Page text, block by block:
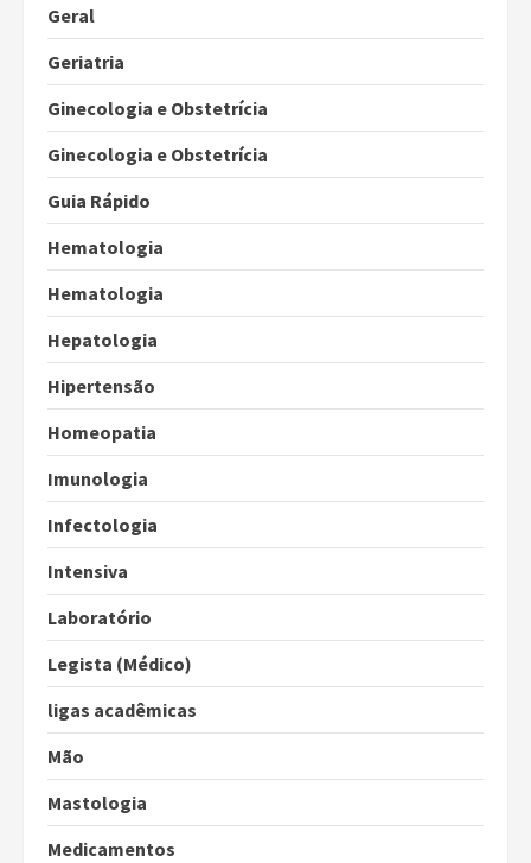
Geral
Geriatria
Ginecologia e Obstetrícia
Ginecologia e Obstetrícia
Guia Rápido
Hematologia
Hematologia
Hepatologia
Hipertensão
Homeopatia
Imunologia
Infectologia
Intensiva
Laboratório
Legista (Médico)
ligas acadêmicas
Mão
Mastologia
Medicamentos